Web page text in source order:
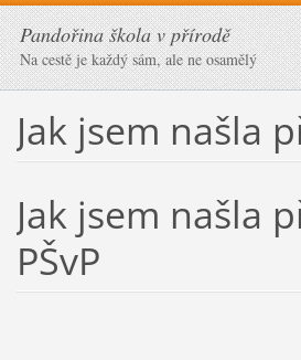
Pandořina škola v přírodě
Na cestě je každý sám, ale ne osamělý
Jak jsem našla
Jak jsem našla
PŠvP